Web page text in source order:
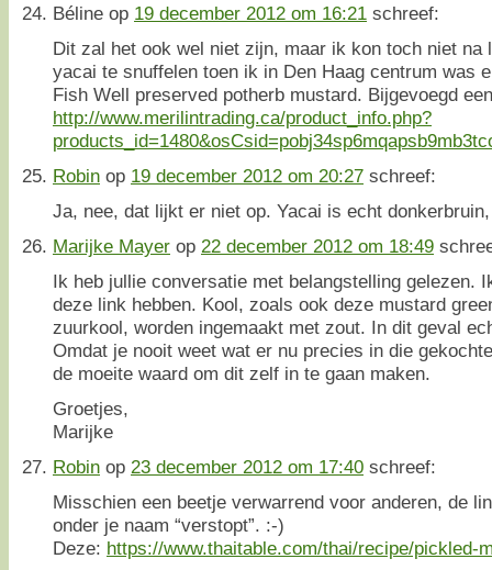
Béline op 19 december 2012 om 16:21 schreef:
Dit zal het ook wel niet zijn, maar ik kon toch niet na
yacai te snuffelen toen ik in Den Haag centrum was
Fish Well preserved potherb mustard. Bijgevoegd
http://www.merilintrading.ca/product_info.php?
Robin op 19 december 2012 om 20:27 schreef:
Ja, nee, dat lijkt er niet op. Yacai is echt
Marijke Mayer op 22 december 2012 om 18:49
Ik heb jullie conversatie met belangstelling gelezen.
deze link hebben. Kool, zoals ook deze mustard
zuurkool, worden ingemaakt met zout. In dit geval
Omdat je nooit weet wat er nu precies in die
de moeite waard om dit zelf in te gaan maken.
Groetjes,
Marijke
Robin op 23 december 2012 om 17:40 schreef:
Misschien een beetje verwarrend voor anderen, de
onder je naam “verstopt”. :-)
Deze: https://www.thaitable.com/thai/recipe/pickled-